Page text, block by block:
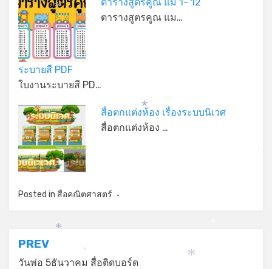
ตารางสูตรคูณ แม…
ระบายสี PDF
ใบงานระบายสี PD…
สื่อตกแต่งห้อง เรื่องระบบนิเวศ
สื่อตกแต่งห้อง …
Posted in สื่อคณิตศาสตร์
แนะแนว
PREV
วันพ่อ 5ธันวาคม สื่อติดบอร์ด
*
*